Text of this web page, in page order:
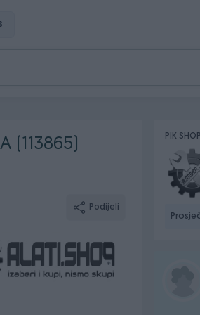
(113865)
Podijeli
PIK SHOP